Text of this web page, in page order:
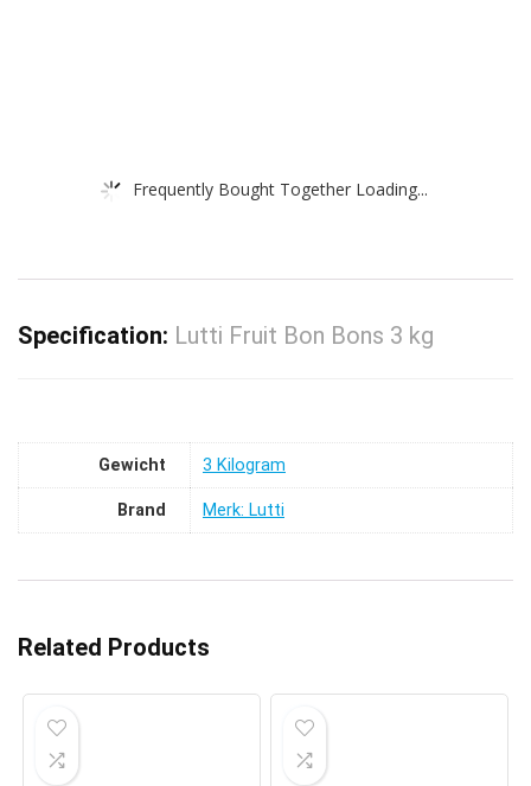
Frequently Bought Together Loading...
Specification: Lutti Fruit Bon Bons 3 kg
Gewicht ‎3 Kilogram
Brand Merk: Lutti
Related Products